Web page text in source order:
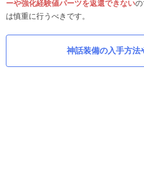
ーや強化経験値パーツを返還できない
は慎重に行うべきです。
神話装備の入手方法